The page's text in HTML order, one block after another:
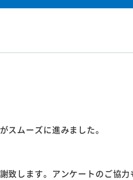
ムーズに進みました。
致します。アンケートのご協力